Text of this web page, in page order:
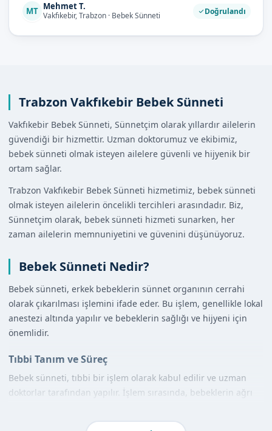
MT Mehmet T.
Vakfıkebir, Trabzon · Bebek Sünneti Doğrulandı
Trabzon Vakfıkebir Bebek Sünneti
Vakfıkebir Bebek Sünneti, Sünnetçim olarak yıllardır ailelerin
güvendiği bir hizmettir. Uzman doktorumuz ve ekibimiz,
bebek sünneti olmak isteyen ailelere güvenli ve hijyenik bir
ortam sağlar.
Trabzon Vakfıkebir Bebek Sünneti hizmetimiz, bebek sünneti
olmak isteyen ailelerin öncelikli tercihleri arasındadır. Biz,
Sünnetçim olarak, bebek sünneti hizmeti sunarken, her
zaman ailelerin memnuniyetini ve güvenini düşünüyoruz.
Bebek Sünneti Nedir?
Bebek sünneti, erkek bebeklerin sünnet organının cerrahi
olarak çıkarılması işlemini ifade eder. Bu işlem, genellikle lokal
anestezi altında yapılır ve bebeklerin sağlığı ve hijyeni için
önemlidir.
Tıbbi Tanım ve Süreç
Bebek sünneti, tıbbi bir işlem olarak kabul edilir ve uzman
doktorlar tarafından yapılır. İşlem sırasında, bebeklerin ağrı
bir ortamda gerçekleştirilir.